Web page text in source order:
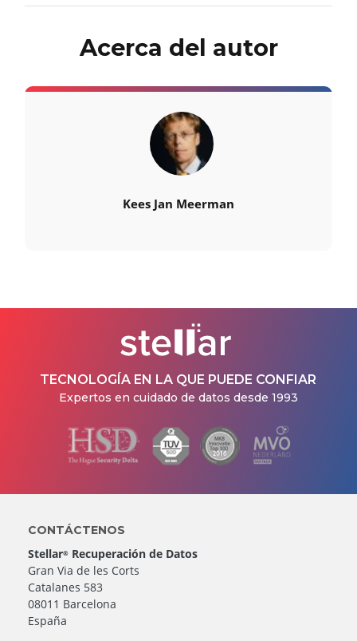
Acerca del autor
Kees Jan Meerman
TECNOLOGÍA EN LA QUE PUEDE CONFIAR
Expertos en cuidado de datos desde 1993
CONTÁCTENOS
Stellar® Recuperación de Datos
Gran Via de les Corts
Catalanes 583
08011 Barcelona
España